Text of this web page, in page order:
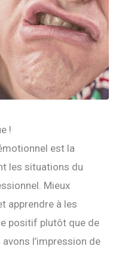
!
est la
les situations du
Mieux
apprendre à les
positif plutôt que de
l’impression de